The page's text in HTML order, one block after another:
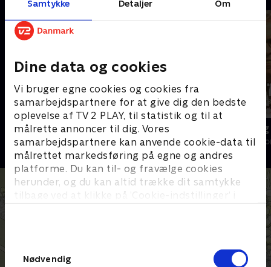
Samtykke Detaljer Om
Dine data og cookies
Vi bruger egne cookies og cookies fra
samarbejdspartnere for at give dig den bedste
oplevelse af TV 2 PLAY, til statistik og til at
målrette annoncer til dig. Vores
samarbejdspartnere kan anvende cookie-data til
målrettet markedsføring på egne og andres
platforme. Du kan til- og fravælge cookies
herunder, og du kan altid trække dit samtykke
tilbage ved at klikke på ’Cookie-indstillinger’ i
Nødvendig
Med rygsæk og rullekuffert
Livsstil • 1 sæsoner
Mit Frankrig
Livsstil • 2